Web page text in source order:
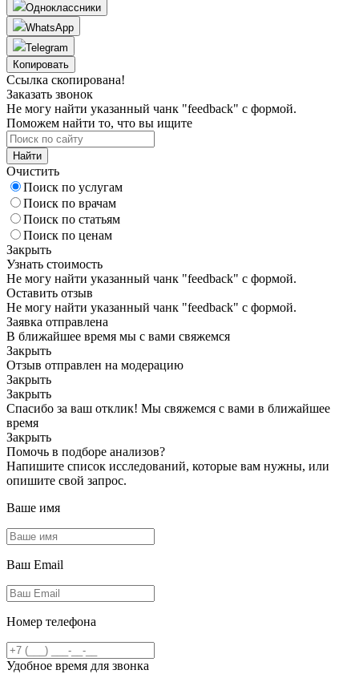
Одноклассники
WhatsApp
Telegram
Копировать
Ссылка скопирована!
Заказать звонок
Не могу найти указанный чанк "feedback" с формой.
Поможем найти то, что вы ищите
Найти
Очистить
Поиск по услугам
Поиск по врачам
Поиск по статьям
Поиск по ценам
Закрыть
Узнать стоимость
Не могу найти указанный чанк "feedback" с формой.
Оставить отзыв
Не могу найти указанный чанк "feedback" с формой.
Заявка отправлена
В ближайшее время мы с вами свяжемся
Закрыть
Отзыв отправлен на модерацию
Закрыть
Закрыть
Спасибо за ваш отклик! Мы свяжемся с вами в ближайшее
время
Закрыть
Помочь в подборе анализов?
Напишите список исследований, которые вам нужны, или
опишите свой запрос.
Ваше имя
Ваш Email
Номер телефона
Удобное время для звонка